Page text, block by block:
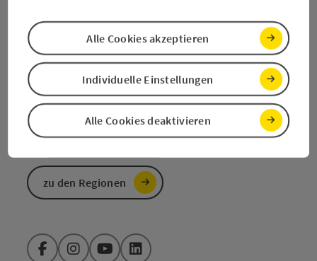
info@salzkammergut.at
Kataloge/Prospekte
bestellen
zu den Regionen
FacebookInstagramYouTubeLinkedIn
Alle Cookies deaktivieren
Individuelle Einstellungen
Alle Cookies akzeptieren